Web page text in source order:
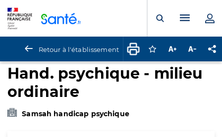
Ouvrir laMenu
Retour à l'établissement Connectez-vous
Augmenter la
Hand. psychique - milieu
ordinaire
Samsah handicap psychique